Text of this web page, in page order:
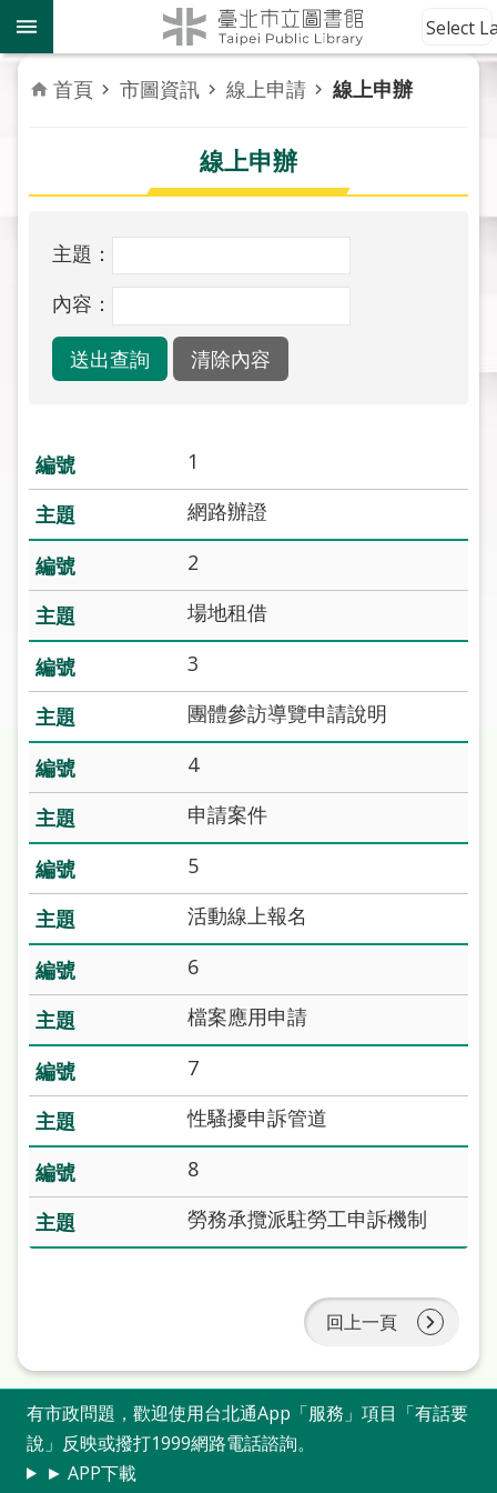
跳到主要內容區塊
到
館
資
訊
者
活
報
導
於
市
圖
線
上
申
請
常
見
問
答
加
入
市
圖
網
站
導
覽
閱
網
兒
見
問
答
Select
首頁 市圖資訊 線上申請 線上申辦
線上申辦
主題：
內容：
1
網路辦證
2
場地租借
3
團體參訪導覽申請說明
4
申請案件
5
活動線上報名
6
檔案應用申請
7
性騷擾申訴管道
8
勞務承攬派駐勞工申訴機制
回上一頁
有市政問題，歡迎使用台北通App「服務」項目「有話要
說」反映或撥打1999網路電話諮詢。
► APP下載